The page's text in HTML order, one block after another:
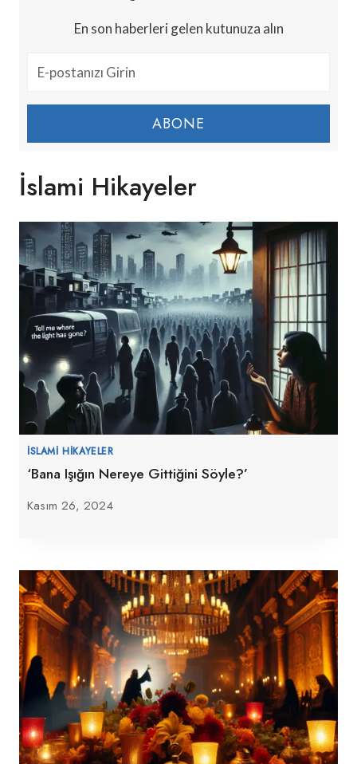
En son haberleri gelen kutunuza alın
ABONE
İslami Hikayeler
İSLAMI HIKAYELER
‘Bana Işığın Nereye Gittiğini Söyle?’
Kasım 26, 2024